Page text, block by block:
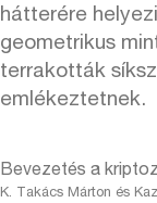
hátterére
geometrikus
terrakották
emlékeztetnek.
Bevezetés a
K. Takács Márton és